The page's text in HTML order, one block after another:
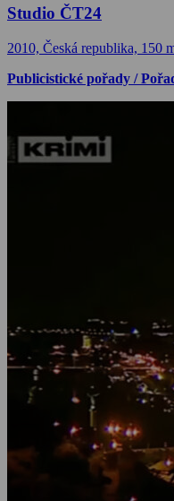
Studio ČT24
2010, Česká republika, 150
Publicistické pořady /